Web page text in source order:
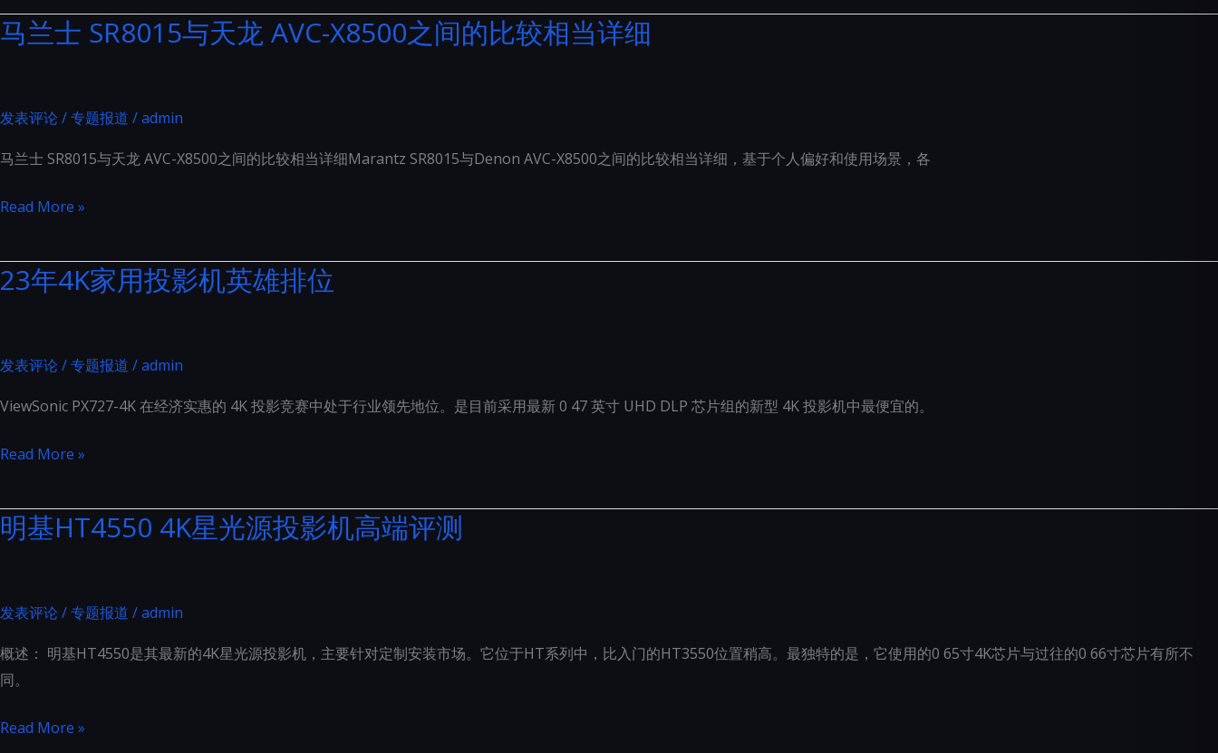
投
影
源
何
马兰士 SR8015与天龙 AVC-X8500之间的比较相当详细
发表评论/专题报道 /admin
马兰士 SR8015与天龙 AVC-X8500之间的比较相当详细Marantz SR8015与Denon AVC-X8500之间的比较相当详细，基于个人偏好和使用场景，各
马
士
SR8015
龙
X8500
比
较
详
细
Read More »
23年4K家用投影机英雄排位
发表评论/专题报道 /admin
ViewSonic PX727-4K 在经济实惠的 4K 投影竞赛中处于行业领先地位。是目前采用最新 0 47 英寸 UHD DLP 芯片组的新型 4K 投影机中最便宜的。
23
4K
家
影
英
雄
Read More »
明基HT4550 4K星光源投影机高端评测
发表评论/专题报道 /admin
概述： 明基HT4550是其最新的4K星光源投影机，主要针对定制安装市场。它位于HT系列中，比入门的HT3550位置稍高。最独特的是，它使用的0 65寸4K芯片与过往的0 66寸芯片有所不
同。
明
Read More »